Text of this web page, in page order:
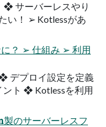
❖ サーバーレスやり
い！ ➢ Kotlessがあ
？ ➢ 仕組み ➢ 利用
デプロイ設定を定義
ト ❖ Kotlessを利用
のサーバーレスフ